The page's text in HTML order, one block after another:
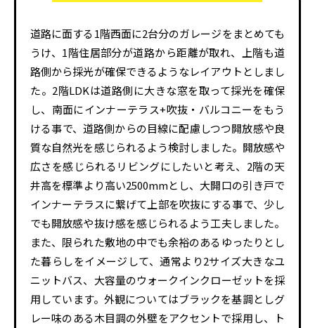
道路に面する1階西面に2台分のガレージをまとめても
うけ、1階住居部分が道路から距離が取れ、上階も道
路側から採光が確保できるようなレイアウトとしまし
た。2階LDKは道路側に大きな窓を取って採光を確保
し、南面にインナーテラス+吹抜・バルコニーをもう
ける事で、道路側からの目線に配慮しつつ開放感や良
質な自然光を感じられるよう検討しました。開放感や
広さを感じられるリビングにしたいと考え、2階の天
井高を標準より高い2500mmとし、大開口の引き戸で
インナーテラスに繋げて上部を吹抜にする事で、少し
でも開放感や抜け感を感じられるよう工夫しました。
また、限られた敷地の中でも余裕のあるゆったりとし
た暮らしをイメージして、通常より2サイズ大きなユ
ニットバス、大容量のウォークインクローゼットを採
用しています。外観についてはブラックを基調としグ
レー味のある木目調の外壁をアクセントで採用し、ト